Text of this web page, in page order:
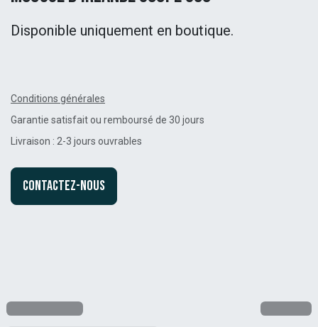
Disponible uniquement en boutique.
Conditions générales
Garantie satisfait ou remboursé de 30 jours
Livraison : 2-3 jours ouvrables
Contactez-nous